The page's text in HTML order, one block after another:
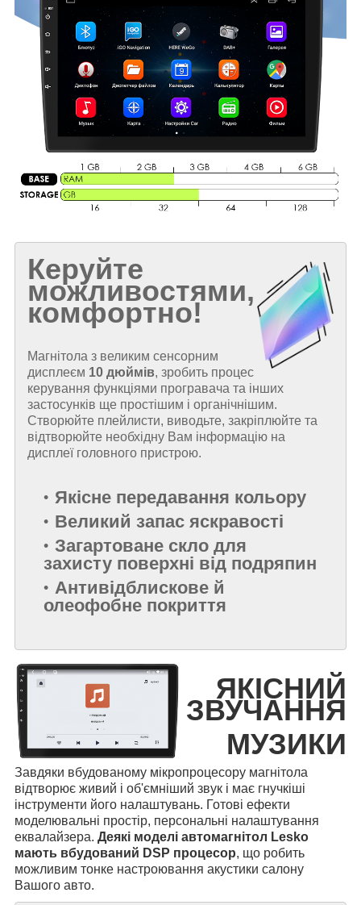
Керуйте
можливостями,
комфортно!
Магнітола з великим сенсорним
дисплеєм 10 дюймів, зробить процес
керування функціями програвача та інших
застосунків ще простішим і органічнішим.
Створюйте плейлисти, виводьте, закріплюйте та
відтворюйте необхідну Вам інформацію на
дисплеї головного пристрою.
Якісне передавання кольору
Великий запас яскравості
Загартоване скло для
захисту поверхні від подряпин
Антивідблискове й
олеофобне покриття
ЯКІСНИЙ
ЗВУЧАННЯ
МУЗИКИ
Завдяки вбудованому мікропроцесору магнітола
відтворює живий і об'ємніший звук і має гнучкіші
інструменти його налаштувань. Готові ефекти
моделювальні простір, персональні налаштування
еквалайзера. Деякі моделі автомагнітол Lesko
мають вбудований DSP процесор, що робить
можливим тонке настроювання акустики салону
Вашого авто.